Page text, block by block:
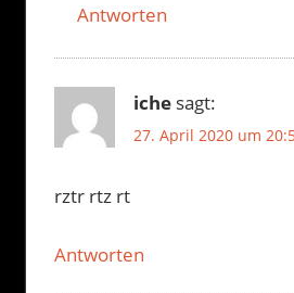
Antworten
iche sagt:
27. April 2020 um
rztr rtz rt
Antworten